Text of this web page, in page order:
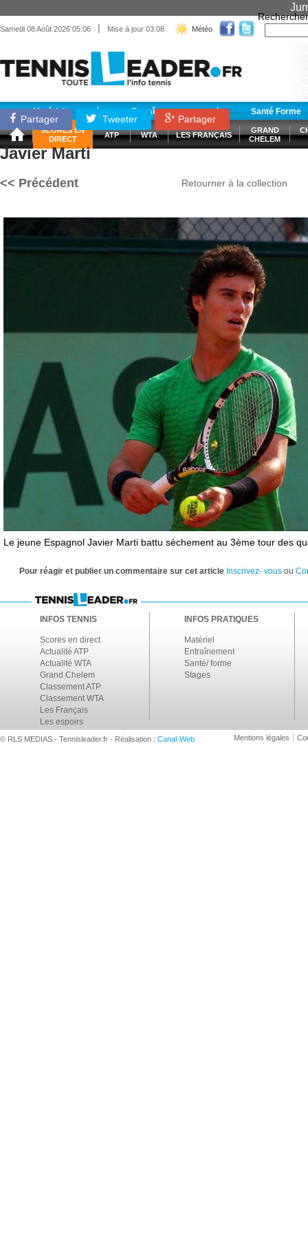
Samedi 08 Août 2026 05:06 | Mise à jour 03:08 Météo
Rechercher
Matériel Entraînement Santé Forme
SCORES EN
DIRECT
ATP WTA LES FRANÇAIS
GRAND
CHELEM
Partager Tweeter Partager
Javier Marti
<< Précédent Retourner à la collection
Le jeune Espagnol Javier Marti battu sèchement au 3ème tour des
Pour réagir et publier un commentaire sur cet article Inscrivez- vous ou
INFOS TENNIS
Scores en direct
Actualité ATP
Actualité WTA
Grand Chelem
Classement ATP
Classement WTA
Les Français
Les espoirs
INFOS PRATIQUES
Matériel
Entraînement
Santé/ forme
Stages
© RLS MEDIAS - Tennisleader.fr - Réalisation : Canal-Web Mentions légales